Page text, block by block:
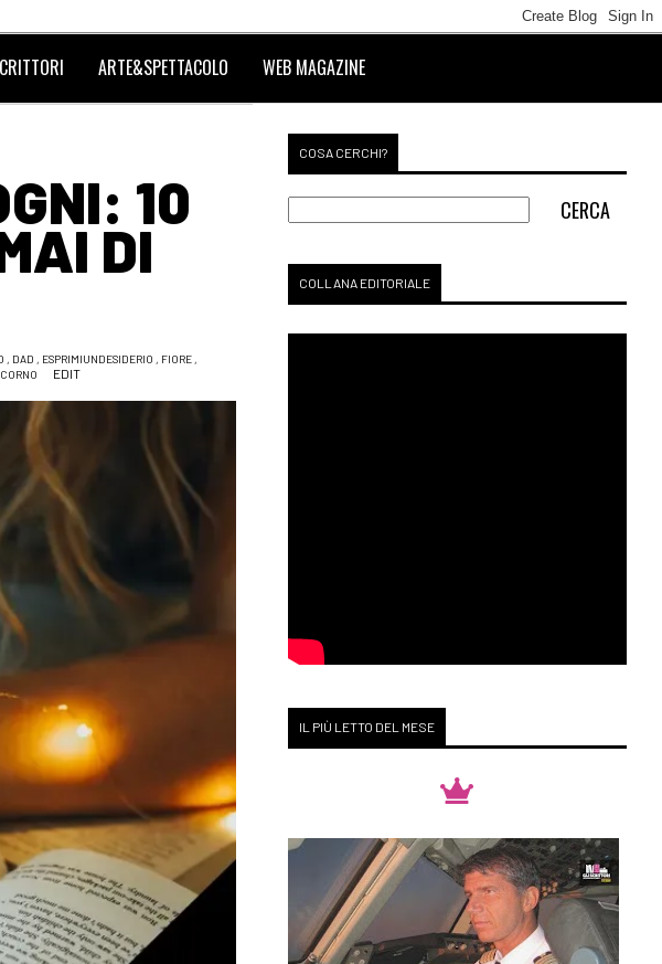
ARTE&SPETTACOLO WEB MAGAZINE
10
DI
, DAD , ESPRIMIUNDESIDERIO , FIORE ,
EDIT
COSA CERCHI?
COLLANA EDITORIALE
IL PIÙ LETTO DEL MESE